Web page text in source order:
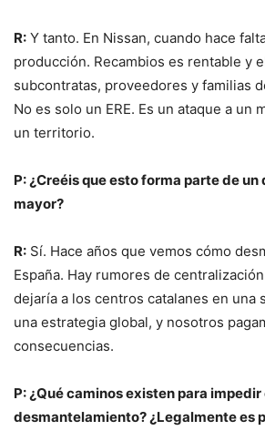
R: Y tanto. En Nissan, cuando hace
producción. Recambios es rentable y
subcontratas, proveedores y familias
No es solo un ERE. Es un ataque a un
un territorio.
P: ¿Creéis que esto forma parte de
mayor?
R: Sí. Hace años que vemos cómo
España. Hay rumores de
dejaría a los centros catalanes en una
una estrategia global, y nosotros
consecuencias.
P: ¿Qué caminos existen para impedir
desmantelamiento? ¿Legalmente es